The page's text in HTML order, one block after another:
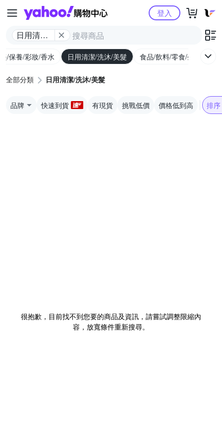
Yahoo購物中心
日用清潔/
登入
/保養/彩妝/香水 日用清潔/洗沐/美髮 食品/飲料/零食/生鮮
全部分類 日用清潔/洗沐/美髮
品牌 快速到貨 有現貨 挑戰低價 價格低到高 排序
很抱歉，目前找不到您要的商品及資訊，請嘗試調整限縮內
容，放寬條件重新搜尋。